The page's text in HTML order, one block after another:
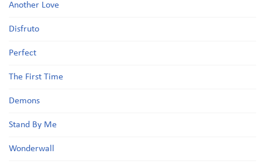
Another Love
Disfruto
Perfect
The First Time
Demons
Stand By Me
Wonderwall